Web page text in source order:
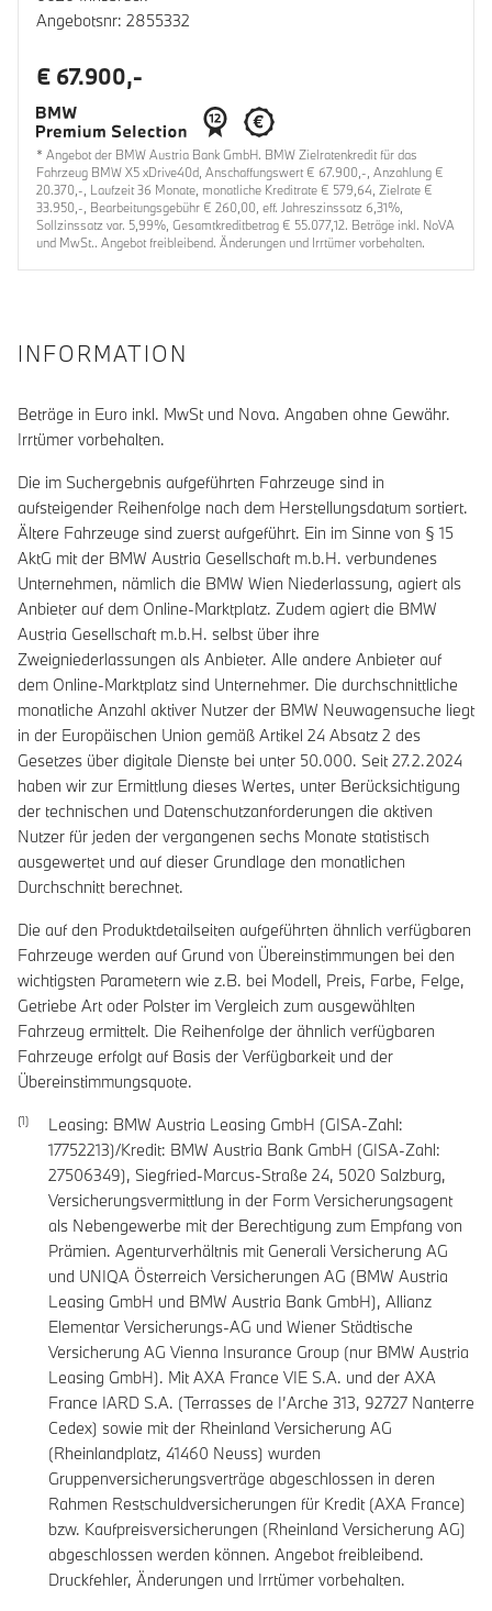
Angebotsnr: 2855332
€ 67.900,-
* Angebot der BMW Austria Bank GmbH. BMW Zielratenkredit für das
Fahrzeug BMW X5 xDrive40d, Anschaffungswert € 67.900,-, Anzahlung €
20.370,-, Laufzeit 36 Monate, monatliche Kreditrate € 579,64, Zielrate €
33.950,-, Bearbeitungsgebühr € 260,00, eff. Jahreszinssatz 6,31%,
Sollzinssatz var. 5,99%, Gesamtkreditbetrag € 55.077,12. Beträge inkl. NoVA
und MwSt.. Angebot freibleibend. Änderungen und Irrtümer vorbehalten.
INFORMATION
Beträge in Euro inkl. MwSt und Nova. Angaben ohne Gewähr.
Irrtümer vorbehalten.
Die im Suchergebnis aufgeführten Fahrzeuge sind in
aufsteigender Reihenfolge nach dem Herstellungsdatum sortiert.
Ältere Fahrzeuge sind zuerst aufgeführt. Ein im Sinne von § 15
AktG mit der BMW Austria Gesellschaft m.b.H. verbundenes
Unternehmen, nämlich die BMW Wien Niederlassung, agiert als
Anbieter auf dem Online-Marktplatz. Zudem agiert die BMW
Austria Gesellschaft m.b.H. selbst über ihre
Zweigniederlassungen als Anbieter. Alle andere Anbieter auf
dem Online-Marktplatz sind Unternehmer. Die durchschnittliche
monatliche Anzahl aktiver Nutzer der BMW Neuwagensuche liegt
in der Europäischen Union gemäß Artikel 24 Absatz 2 des
Gesetzes über digitale Dienste bei unter 50.000. Seit 27.2.2024
haben wir zur Ermittlung dieses Wertes, unter Berücksichtigung
der technischen und Datenschutzanforderungen die aktiven
Nutzer für jeden der vergangenen sechs Monate statistisch
ausgewertet und auf dieser Grundlage den monatlichen
Durchschnitt berechnet.
Die auf den Produktdetailseiten aufgeführten ähnlich verfügbaren
Fahrzeuge werden auf Grund von Übereinstimmungen bei den
wichtigsten Parametern wie z.B. bei Modell, Preis, Farbe, Felge,
Getriebe Art oder Polster im Vergleich zum ausgewählten
Fahrzeug ermittelt. Die Reihenfolge der ähnlich verfügbaren
Fahrzeuge erfolgt auf Basis der Verfügbarkeit und der
Übereinstimmungsquote.
Leasing: BMW Austria Leasing GmbH (GISA-Zahl:
17752213)/Kredit: BMW Austria Bank GmbH (GISA-Zahl:
27506349), Siegfried-Marcus-Straße 24, 5020 Salzburg,
Versicherungsvermittlung in der Form Versicherungsagent
als Nebengewerbe mit der Berechtigung zum Empfang von
Prämien. Agenturverhältnis mit Generali Versicherung AG
und UNIQA Österreich Versicherungen AG (BMW Austria
Leasing GmbH und BMW Austria Bank GmbH), Allianz
Elementar Versicherungs-AG und Wiener Städtische
Versicherung AG Vienna Insurance Group (nur BMW Austria
Leasing GmbH). Mit AXA France VIE S.A. und der AXA
France IARD S.A. (Terrasses de I’Arche 313, 92727 Nanterre
Cedex) sowie mit der Rheinland Versicherung AG
(Rheinlandplatz, 41460 Neuss) wurden
Gruppenversicherungsverträge abgeschlossen in deren
Rahmen Restschuldversicherungen für Kredit (AXA France)
bzw. Kaufpreisversicherungen (Rheinland Versicherung AG)
abgeschlossen werden können. Angebot freibleibend.
Druckfehler, Änderungen und Irrtümer vorbehalten.